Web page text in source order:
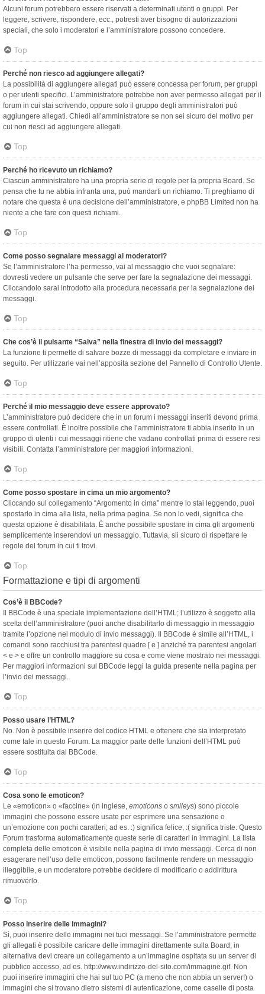
Alcuni forum potrebbero essere riservati a determinati utenti o gruppi. Per
leggere, scrivere, rispondere, ecc., potresti aver bisogno di autorizzazioni
speciali, che solo i moderatori e l’amministratore possono concedere.
Top
Perché non riesco ad aggiungere allegati?
La possibilità di aggiungere allegati può essere concessa per forum, per gruppi
o per utenti specifici. L’amministratore potrebbe non aver permesso allegati per il
forum in cui stai scrivendo, oppure solo il gruppo degli amministratori può
aggiungere allegati. Chiedi all’amministratore se non sei sicuro del motivo per
cui non riesci ad aggiungere allegati.
Top
Perché ho ricevuto un richiamo?
Ciascun amministratore ha una propria serie di regole per la propria Board. Se
pensa che tu ne abbia infranta una, può mandarti un richiamo. Ti preghiamo di
notare che questa è una decisione dell’amministratore, e phpBB Limited non ha
niente a che fare con questi richiami.
Top
Come posso segnalare messaggi ai moderatori?
Se l’amministratore l’ha permesso, vai al messaggio che vuoi segnalare:
dovresti vedere un pulsante che serve per fare la segnalazione dei messaggi.
Cliccandolo sarai introdotto alla procedura necessaria per la segnalazione dei
messaggi.
Top
Che cos’è il pulsante “Salva” nella finestra di invio dei messaggi?
La funzione ti permette di salvare bozze di messaggi da completare e inviare in
seguito. Per utilizzarle vai nell’apposita sezione del Pannello di Controllo Utente.
Top
Perché il mio messaggio deve essere approvato?
L’amministratore può decidere che in un forum i messaggi inseriti devono prima
essere controllati. È inoltre possibile che l’amministratore ti abbia inserito in un
gruppo di utenti i cui messaggi ritiene che vadano controllati prima di essere resi
visibili. Contatta l’amministratore per maggiori informazioni.
Top
Come posso spostare in cima un mio argomento?
Cliccando sul collegamento “Argomento in cima” mentre lo stai leggendo, puoi
spostarlo in cima alla lista, nella prima pagina. Se non lo vedi, significa che
questa opzione è disabilitata. È anche possibile spostare in cima gli argomenti
semplicemente inserendovi un messaggio. Tuttavia, sii sicuro di rispettare le
regole del forum in cui ti trovi.
Top
Formattazione e tipi di argomenti
Cos’è il BBCode?
Il BBCode è una speciale implementazione dell’HTML; l’utilizzo è soggetto alla
scelta dell’amministratore (puoi anche disabilitarlo di messaggio in messaggio
tramite l’opzione nel modulo di invio messaggi). Il BBCode è simile all’HTML, i
comandi sono racchiusi tra parentesi quadre [ e ] anziché tra parentesi angolari
< e > e offre un controllo maggiore su cosa e come viene mostrato nei messaggi.
Per maggiori informazioni sul BBCode leggi la guida presente nella pagina per
l’invio dei messaggi.
Top
Posso usare l’HTML?
No. Non è possibile inserire del codice HTML e ottenere che sia interpretato
come tale in questo Forum. La maggior parte delle funzioni dell’HTML può
essere sostituita dal BBCode.
Top
Cosa sono le emoticon?
Le «emoticon» o «faccine» (in inglese, emoticons o smileys) sono piccole
immagini che possono essere usate per esprimere una sensazione o
un’emozione con pochi caratteri; ad es. :) significa felice, :( significa triste. Questo
Forum trasforma automaticamente queste serie di caratteri in immagini. La lista
completa delle emoticon è visibile nella pagina di invio messaggi. Cerca di non
esagerare nell’uso delle emoticon, possono facilmente rendere un messaggio
illeggibile, e un moderatore potrebbe decidere di modificarlo o addirittura
rimuoverlo.
Top
Posso inserire delle immagini?
Sì, puoi inserire delle immagini nei tuoi messaggi. Se l’amministratore permette
gli allegati è possibile caricare delle immagini direttamente sulla Board; in
alternativa devi creare un collegamento a un’immagine ospitata su un server di
pubblico accesso, ad es. http://www.indirizzo-del-sito.com/immagine.gif. Non
puoi inserire immagini che hai sul tuo PC (a meno che non abbia un server!) o
immagini che si trovano dietro sistemi di autenticazione, come caselle di posta